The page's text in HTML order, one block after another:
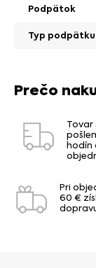
Podpätok
Typ podpätku
Prečo
Tovar
hodín
Pri
60 €